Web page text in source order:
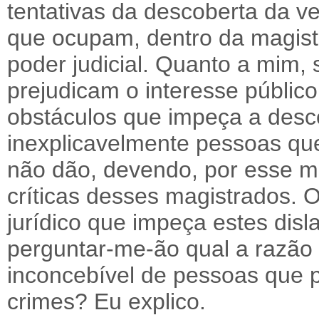
tentativas da descoberta da
que ocupam, dentro da
poder judicial. Quanto a mim,
prejudicam o interesse
obstáculos que impeça a
inexplicavelmente pessoas
não dão, devendo, por esse
críticas desses magistrados.
jurídico que impeça estes
perguntar-me-ão qual a
inconcebível de pessoas que
crimes? Eu explico.